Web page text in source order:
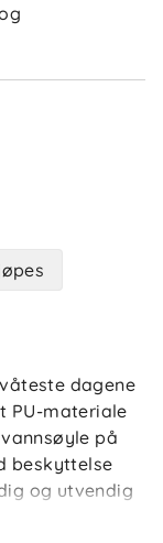
dagene
PU-materiale
på
beskyttelse
og utvendig
en innsydd